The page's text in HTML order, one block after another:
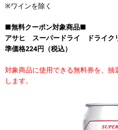
※ワインを除く
■無料クーポン対象商品■
アサヒ スーパードライ ドライ
準価格224円（税込）
対象商品に使用できる無料券を、
します。